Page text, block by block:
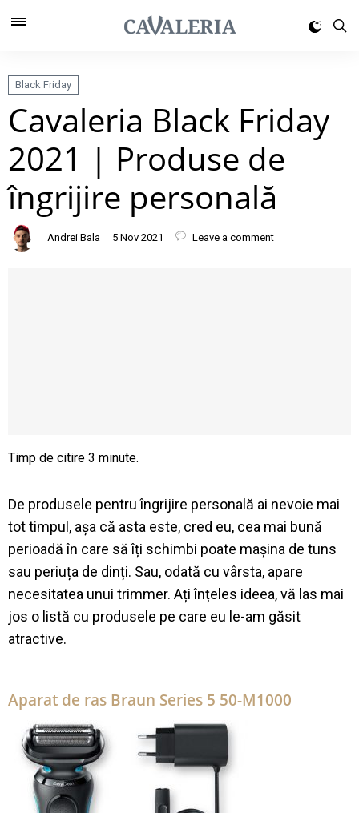
Black Friday
Cavaleria Black Friday
2021 | Produse de
îngrijire personală
Andrei Bala 5 Nov 2021 Leave a comment
De produsele pentru îngrijire personală ai nevoie mai
tot timpul, așa că asta este, cred eu, cea mai bună
perioadă în care să îți schimbi poate mașina de tuns
sau periuța de dinți. Sau, odată cu vârsta, apare
necesitatea unui trimmer. Ați înțeles ideea, vă las mai
jos o listă cu produsele pe care eu le-am găsit
atractive.
Aparat de ras Braun Series 5 50-M1000